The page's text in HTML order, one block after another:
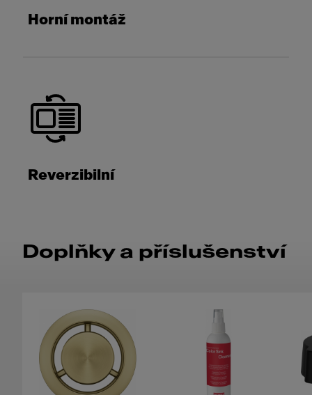
Horní montáž
Reverzibilní
Doplňky a příslušenství